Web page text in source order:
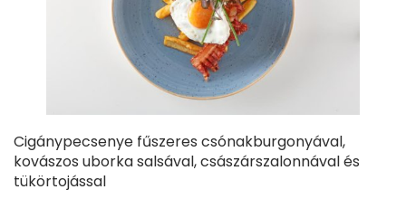
Cigánypecsenye fűszeres csónakburgonyával,
kovászos uborka salsával, császárszalonnával és
tükörtojással